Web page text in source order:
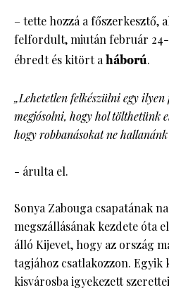
– tette hozzá a főszerkesztő,
felfordult, miután február
ébredt és kitört a háború.
„Lehetetlen felkészülni egy
megjósolni, hogy hol tölthetünk
hogy robbanásokat ne
- árulta el.
Sonya Zabouga csapatának
megszállásának kezdete óta
álló Kijevet, hogy az ország
tagjához csatlakozzon. Egyik
kisvárosba igyekezett